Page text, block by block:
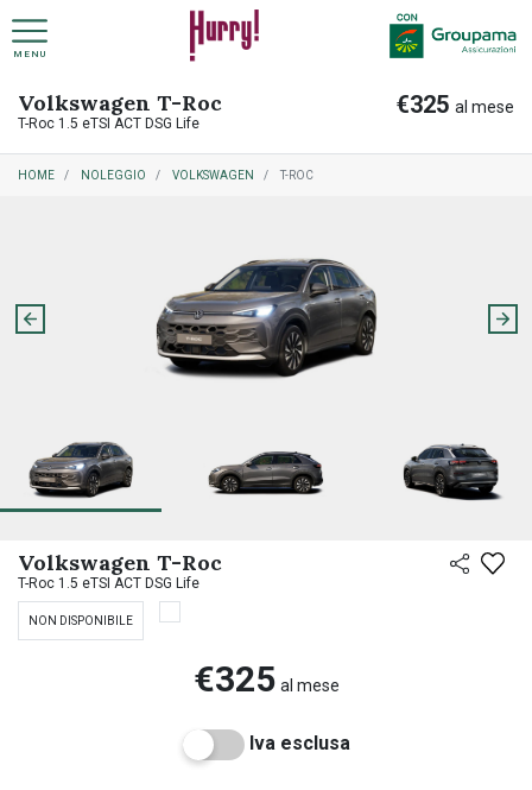
MENU
Volkswagen T-Roc
T-Roc 1.5 eTSI ACT DSG Life
€325 al mese
HOME NOLEGGIO VOLKSWAGEN T-ROC
Volkswagen T-Roc
T-Roc 1.5 eTSI ACT DSG Life
NON DISPONIBILE
€325 al mese
Iva esclusa
NOLEGGIO A LUNGO TERMINE PRIVATI
COME FUNZIONA NOLEGGIO A LUNGO TERMINE